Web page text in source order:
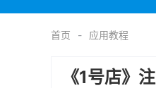
首页 应用教程
《1号店》